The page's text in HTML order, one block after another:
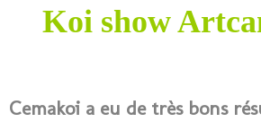
Koi show
Cemakoi a eu de très bons